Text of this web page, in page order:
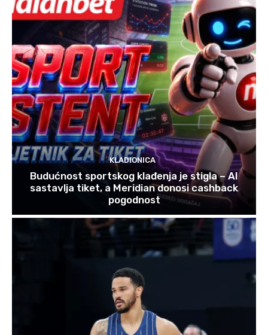
KLADIONICA
Budućnost sportskog klađenja je stigla – AI
sastavlja tiket, a Meridian donosi cashback
pogodnost